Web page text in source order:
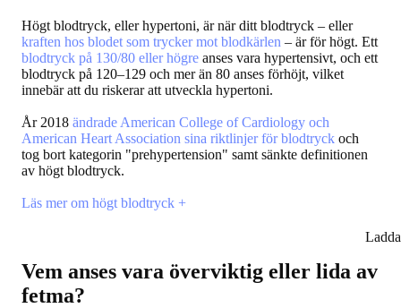
Högt blodtryck, eller hypertoni, är när ditt blodtryck – eller
kraften hos blodet som trycker mot blodkärlen – är för högt. Ett
blodtryck på 130/80 eller högre anses vara hypertensivt, och ett
blodtryck på 120–129 och mer än 80 anses förhöjt, vilket
innebär att du riskerar att utveckla hypertoni.
År 2018 ändrade American College of Cardiology och
American Heart Association sina riktlinjer för blodtryck och
tog bort kategorin "prehypertension" samt sänkte definitionen
av högt blodtryck.
Läs mer om högt blodtryck +
Vem anses vara överviktig eller lida av
fetma?